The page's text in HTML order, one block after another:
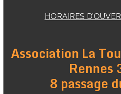
HORAIRES
Association La
Rennes
8 passage